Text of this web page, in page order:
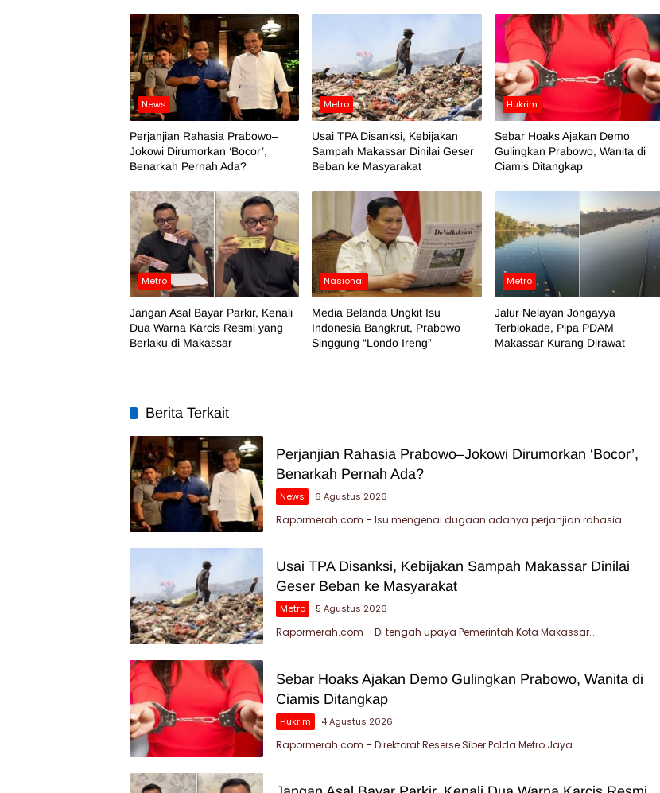
News
Perjanjian Rahasia Prabowo–
Jokowi Dirumorkan ‘Bocor’,
Benarkah Pernah Ada?
Metro
Usai TPA Disanksi, Kebijakan
Sampah Makassar Dinilai Geser
Beban ke Masyarakat
Hukrim
Sebar Hoaks Ajakan Demo
Gulingkan Prabowo, Wanita di
Ciamis Ditangkap
Metro
Jangan Asal Bayar Parkir, Kenali
Dua Warna Karcis Resmi yang
Berlaku di Makassar
Nasional
Media Belanda Ungkit Isu
Indonesia Bangkrut, Prabowo
Singgung “Londo Ireng”
Metro
Jalur Nelayan Jongayya
Terblokade, Pipa PDAM
Makassar Kurang Dirawat
Berita Terkait
Perjanjian Rahasia Prabowo–Jokowi Dirumorkan ‘Bocor’,
Benarkah Pernah Ada?
News 6 Agustus 2026
Rapormerah.com – Isu mengenai dugaan adanya perjanjian rahasia…
Usai TPA Disanksi, Kebijakan Sampah Makassar Dinilai
Geser Beban ke Masyarakat
Metro 5 Agustus 2026
Rapormerah.com – Di tengah upaya Pemerintah Kota Makassar…
Sebar Hoaks Ajakan Demo Gulingkan Prabowo, Wanita di
Ciamis Ditangkap
Hukrim 4 Agustus 2026
Rapormerah.com – Direktorat Reserse Siber Polda Metro Jaya…